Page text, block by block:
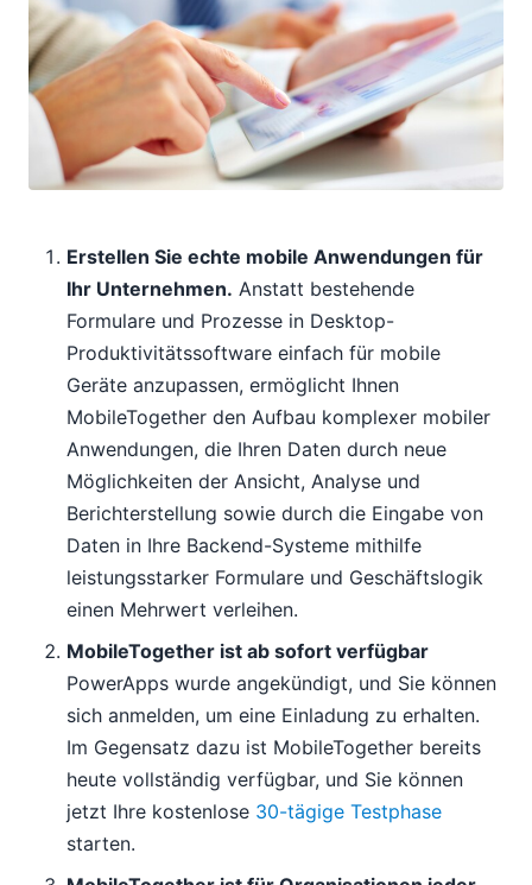
Erstellen Sie echte mobile Anwendungen für
Ihr Unternehmen. Anstatt bestehende
Formulare und Prozesse in Desktop-
Produktivitätssoftware einfach für mobile
Geräte anzupassen, ermöglicht Ihnen
MobileTogether den Aufbau komplexer mobiler
Anwendungen, die Ihren Daten durch neue
Möglichkeiten der Ansicht, Analyse und
Berichterstellung sowie durch die Eingabe von
Daten in Ihre Backend-Systeme mithilfe
leistungsstarker Formulare und Geschäftslogik
einen Mehrwert verleihen.
MobileTogether ist ab sofort verfügbar
PowerApps wurde angekündigt, und Sie können
sich anmelden, um eine Einladung zu erhalten.
Im Gegensatz dazu ist MobileTogether bereits
heute vollständig verfügbar, und Sie können
jetzt Ihre kostenlose 30-tägige Testphase
starten.